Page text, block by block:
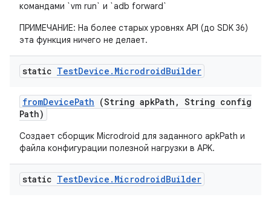
командами `vm run` и `adb forward`
ПРИМЕЧАНИЕ: На более старых уровнях API (до SDK 36)
эта функция ничего не делает.
static TestDevice . MicrodroidBuilder
fromDevicePath (String apkPath , String config
Path)
Создает сборщик Microdroid для заданного apkPath и
файла конфигурации полезной нагрузки в APK.
static TestDevice . MicrodroidBuilder